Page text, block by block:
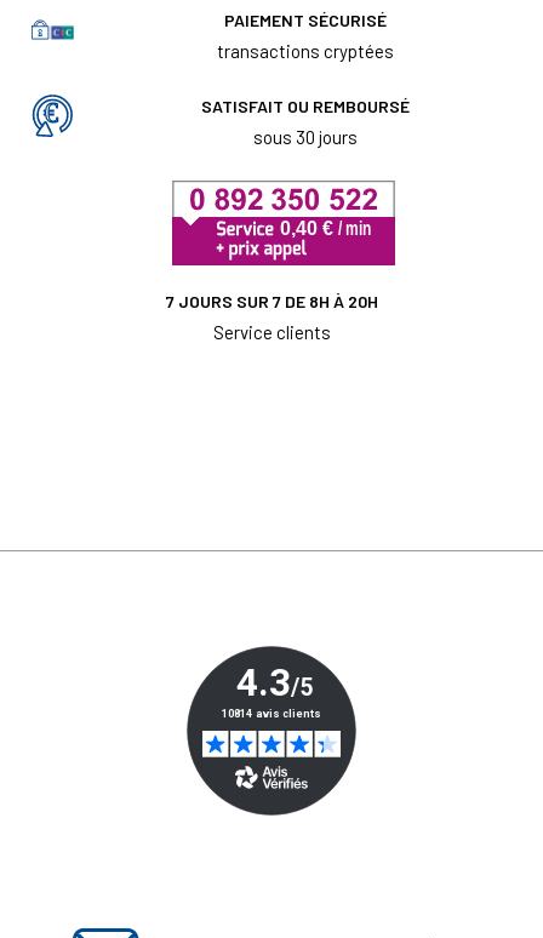
PAIEMENT SÉCURISÉ
transactions cryptées
SATISFAIT OU REMBOURSÉ
sous 30 jours
7 JOURS SUR 7 DE 8H À 20H
Service clients